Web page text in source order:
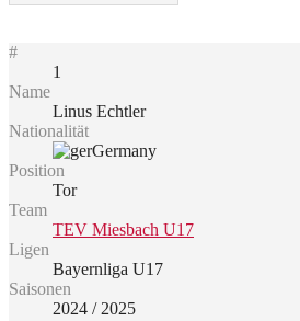
#
1
Name
Linus Echtler
Nationalität
Germany
Position
Tor
Team
TEV Miesbach U17
Ligen
Bayernliga U17
Saisonen
2024 / 2025